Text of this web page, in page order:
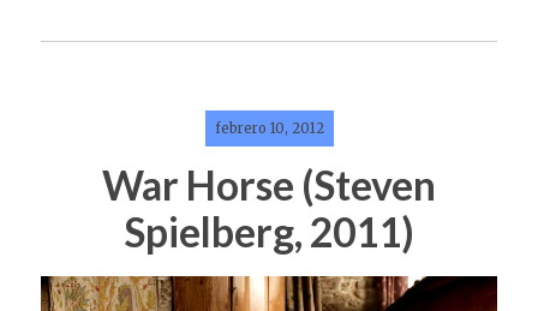
febrero 10, 2012
War Horse (Steven
Spielberg, 2011)